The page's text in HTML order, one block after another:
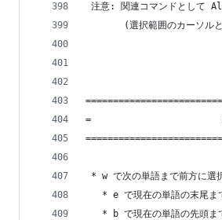
注意: 関連コマンドとして
(選択範囲のカーソル
=
* w で次の単語まで前方に選
* e で現在の単語の末尾ま
* b で現在の単語の先頭ま